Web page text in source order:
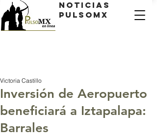
Noticias
PulsoMX
Inversión de Aeropuerto
beneficiará a Iztapalapa:
Barrales
Victoria Castillo